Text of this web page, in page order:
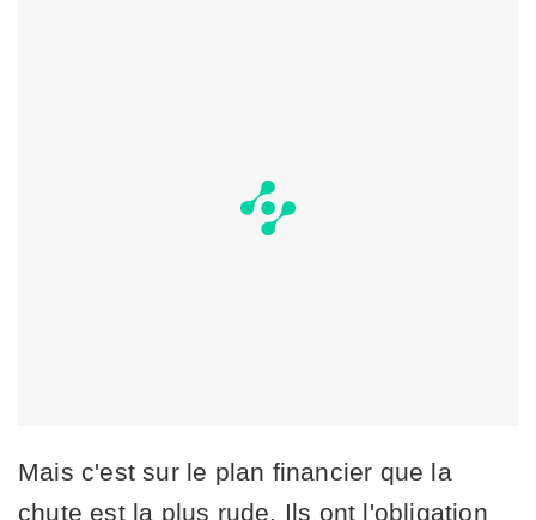
Mais c'est sur le plan financier que la
chute est la plus rude. Ils ont l'obligation